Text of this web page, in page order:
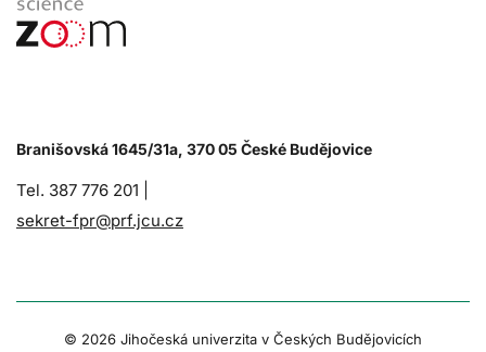
Branišovská 1645/31a, 370 05 České Budějovice
Tel. 387 776 201 |
sekret-fpr@prf.jcu.cz
© 2026 Jihočeská univerzita v Českých Budějovicích